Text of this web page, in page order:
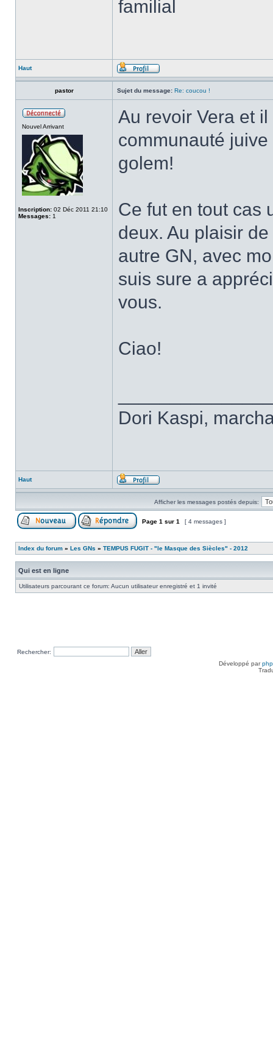
familial
Haut
pastor Sujet du message: Re: coucou !
Nouvel Arrivant
Inscription: 02 Déc 2011 21:10
Messages: 1
Au revoir Vera et
communauté
golem!
Ce fut en tout cas
deux. Au plaisir
autre GN, avec
suis sure a
vous.
Ciao!
Dori Kaspi,
Haut
Afficher les messages postés depuis:
Page 1 sur 1 [ 4 messages ]
Index du forum » Les GNs » TEMPUS FUGIT - "le Masque des Siècles" - 2012
Qui est en ligne
Utilisateurs parcourant ce forum: Aucun utilisateur enregistré et 1 invité
Rechercher:
Développé par